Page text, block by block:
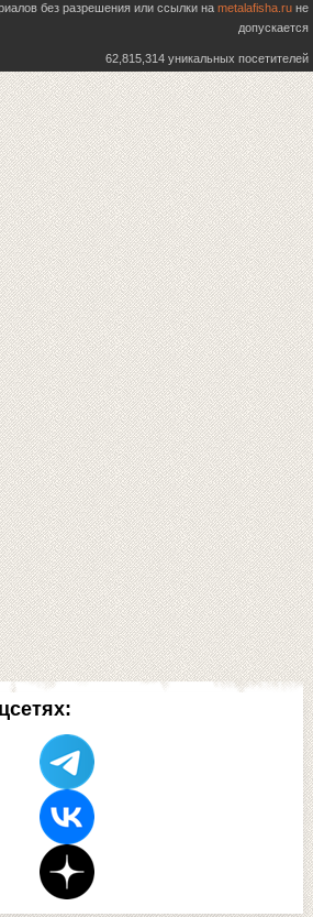
без разрешения или ссылки на metalafisha.ru не
допускается
62,815,314 уникальных посетителей